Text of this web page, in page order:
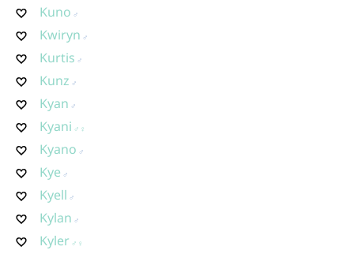
Kuno
Kwiryn
Kurtis
Kunz
Kyan
Kyani
Kyano
Kye
Kyell
Kylan
Kyler